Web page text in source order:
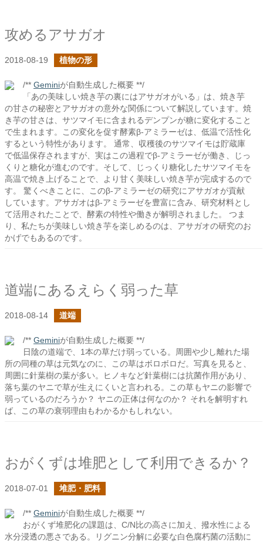
攻めるアサガオ
2018-08-19 植物の形
/** Geminiが自動生成した概要 **/
「あの美味しい焼き芋の裏にはアサガオがいる」は、焼き芋
の甘さの秘密とアサガオの意外な関係について解説しています。焼
き芋の甘さは、サツマイモに含まれるデンプンが糖に変化すること
で生まれます。この変化を促す酵素β-アミラーゼは、低温で活性化
するという特性があります。 通常、収穫後のサツマイモは貯蔵庫
で低温保存されますが、実はこの過程でβ-アミラーゼが働き、じっ
くりと糖化が進むのです。そして、じっくり糖化したサツマイモを
高温で焼き上げることで、より甘く美味しい焼き芋が完成するので
す。 驚くべきことに、このβ-アミラーゼの研究にアサガオが貢献
しています。アサガオはβ-アミラーゼを豊富に含み、研究材料とし
て活用されたことで、酵素の特性や働きが解明されました。 つま
り、私たちが美味しい焼き芋を楽しめるのは、アサガオの研究のお
かげでもあるのです。
道端にあるえらく弱った草
2018-08-14 道端
/** Geminiが自動生成した概要 **/
日陰の道端で、1本の草だけ弱っている。周囲や少し離れた場
所の同種の草は元気なのに、この草はボロボロだ。写真を見ると、
周囲に針葉樹の葉が多い。ヒノキなど針葉樹には抗菌作用があり、
落ち葉のヤニで草が生えにくいと言われる。この草もヤニの影響で
弱っているのだろうか？ ヤニの正体は何なのか？ それを解明すれ
ば、この草の衰弱理由もわかるかもしれない。
おがくずは堆肥として利用できるか？
2018-07-01 堆肥・肥料
/** Geminiが自動生成した概要 **/
おがくず堆肥化の課題は、C/N比の高さに加え、撥水性による
水分浸透の悪さである。リグニン分解に必要な白色腐朽菌の活動に